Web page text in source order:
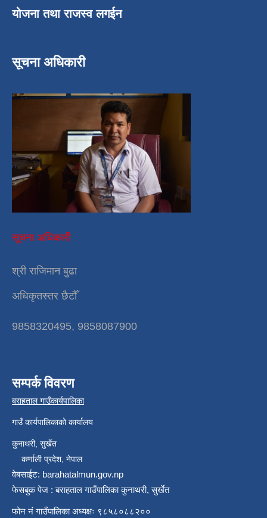
योजना तथा राजस्व लगईन
सूचना अधिकारी
सूचना अधिकारी
श्री राजिमान बुढा
अधिकृतस्तर छैटौँ
9858320495, 9858087900
सम्पर्क विवरण
बराहताल गाउँकार्यपालिका
गाउँ कार्यपालिकाको कार्यालय
कुनाथरी, सुर्खेत
कर्णाली प्रदेश, नेपाल
वेबसाईट: barahatalmun.gov.np
फेसबुक पेज : बराहताल गाउँपालिका कुनाथरी, सुर्खेत
फोन नं गाउँपालिका अध्यक्षः ९८५८०८८२००